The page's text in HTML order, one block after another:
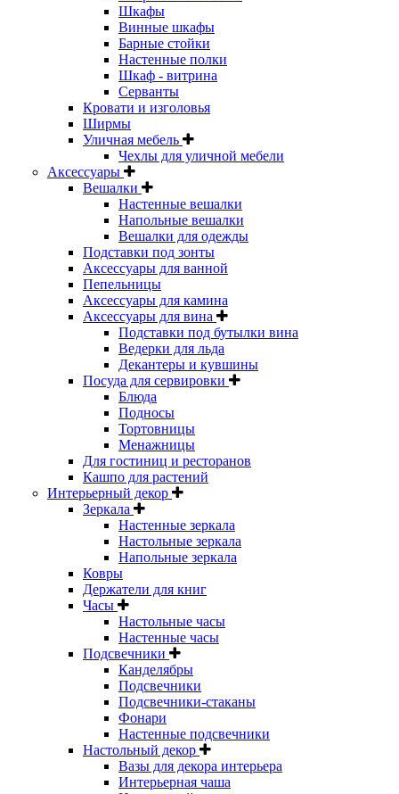
Шкафы
Винные шкафы
Барные стойки
Настенные полки
Шкаф - витрина
Серванты
Кровати и изголовья
Ширмы
Уличная мебель
Чехлы для уличной мебели
Аксессуары
Вешалки
Настенные вешалки
Напольные вешалки
Вешалки для одежды
Подставки под зонты
Аксессуары для ванной
Пепельницы
Аксессуары для камина
Аксессуары для вина
Подставки под бутылки вина
Ведерки для льда
Декантеры и кувшины
Посуда для сервировки
Блюда
Подносы
Тортовницы
Менажницы
Для гостиниц и ресторанов
Кашпо для растений
Интерьерный декор
Зеркала
Настенные зеркала
Настольные зеркала
Напольные зеркала
Ковры
Держатели для книг
Часы
Настольные часы
Настенные часы
Подсвечники
Канделябры
Подсвечники
Подсвечники-стаканы
Фонари
Настенные подсвечники
Настольный декор
Вазы для декора интерьера
Интерьерная чаша